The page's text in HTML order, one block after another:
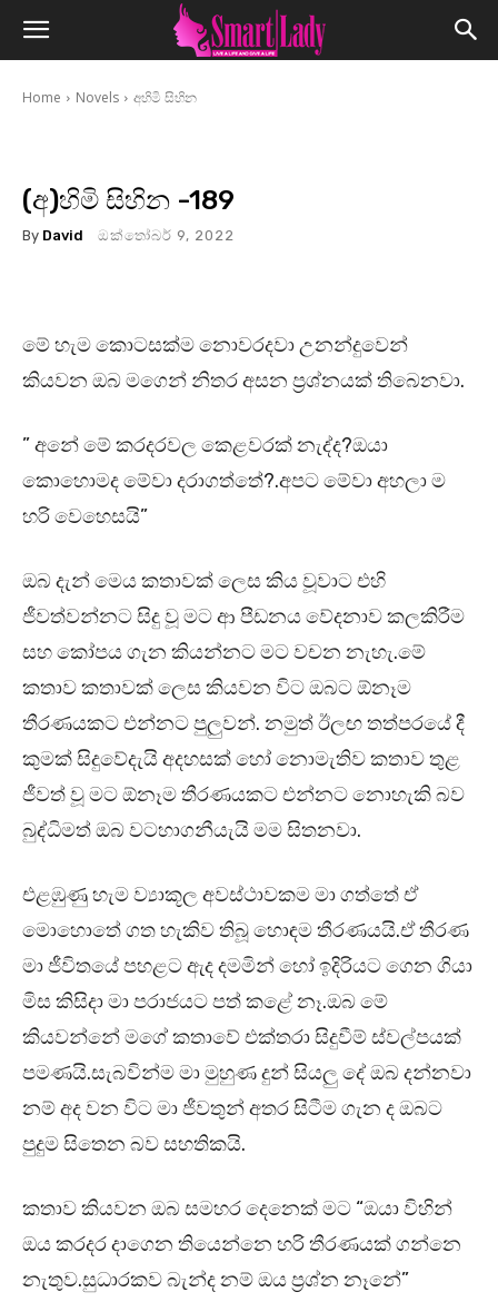
Home Novels අහිමි සිහින
(අ)හිමි සිහින -189
By David ඔක්තෝබර් 9, 2022
මේ හැම කොටසක්ම නොවරදවා උනන්දුවෙන්
කියවන ඔබ මගෙන් නිතර අසන ප්‍රශ්නයක් තිබෙනවා.
” අනේ මේ කරදරවල කෙළවරක් නැද්ද?ඔයා
කොහොමද මේවා දරාගත්තේ?.අපට මේවා අහලා ම
හරි වෙහෙසයි”
ඔබ දැන් මෙය කතාවක් ලෙස කිය වූවාට එහි
ජීවත්වන්නට සිදු වූ මට ආ පීඩනය වේදනාව කලකිරීම
සහ කෝපය ගැන කියන්නට මට වචන නැහැ.මේ
කතාව කතාවක් ලෙස කියවන විට ඔබට ඕනෑම
තීරණයකට එන්නට පුලුවන්. නමුත් ඊලඟ තත්පරයේ දී
කුමක් සිදුවේදැයි අදහසක් හෝ නොමැතිව කතාව තුළ
ජීවත් වූ මට ඕනෑම තීරණයකට එන්නට නොහැකි බව
බුද්ධිමත් ඔබ වටහාගනීයැයි මම සිතනවා.
එළඹුණු හැම ව්‍යාකූල අවස්ථාවකම මා ගත්තේ ඒ
මොහොතේ ගත හැකිව තිබූ හොඳම තීරණයයි.ඒ තීරණ
මා ජීවිතයේ පහළට ඇද දමමින් හෝ ඉදිරියට ගෙන ගියා
මිස කිසිදා මා පරාජයට පත් කළේ නෑ.ඔබ මේ
කියවන්නේ මගේ කතාවේ එක්තරා සිදුවීම් ස්වල්පයක්
පමණයි.සැබවින්ම මා මුහුණ දුන් සියලු දේ ඔබ දන්නවා
නම් අද වන විට මා ජීවතුන් අතර සිටීම ගැන ද ඔබට
පුදුම සිතෙන බව සහතිකයි.
කතාව කියවන ඔබ සමහර දෙනෙක් මට “ඔයා විහින්
ඔය කරදර දාගෙන තියෙන්නෙ හරි තීරණයක් ගන්නෙ
නැතුව.සුධාරකව බැන්ද නම් ඔය ප්‍රශ්න නෑනේ”